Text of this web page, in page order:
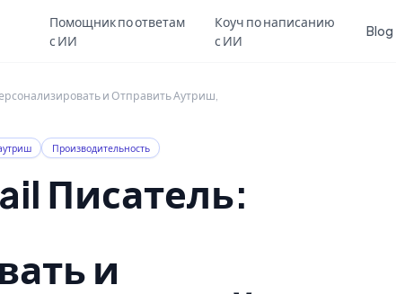
Помощник по ответам
с ИИ
Коуч по написанию
с ИИ
Blog
и Отправить Аутриш,
Производительность
Писатель:
и